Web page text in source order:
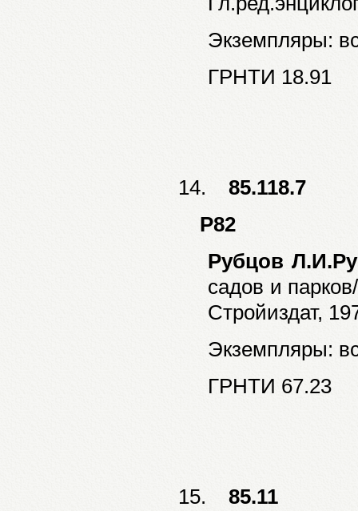
Экземпляры:
ГРНТИ 18.91
14.85.118.7
Р82
Рубцов
садов и
Стройиздат,
Экземпляры:
ГРНТИ 67.23
15.85.11